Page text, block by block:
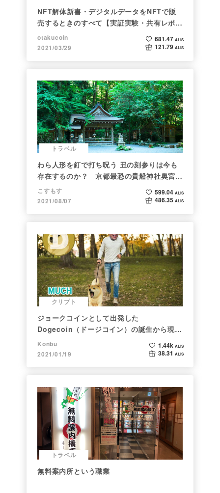
NFT解体新書・デジタルデータをNFTで販
売するときのすべて【実証実験・共有レポー
ト】
otakucoin
2021/03/29
681.47 ALIS
121.79 ALIS
トラベル
わら人形を釘で打ち呪う 丑の刻参りは今も
存在するのか？ 京都最恐の貴船神社奥宮を
調べた
こすもす
2021/08/07
599.04 ALIS
486.35 ALIS
クリプト
ジョークコインとして出発した
Dogecoin（ドージコイン）の誕生から現在
まで。注目される非証券性🐶
Konbu
2021/01/19
1.44k ALIS
38.31 ALIS
トラベル
無料案内所という職業